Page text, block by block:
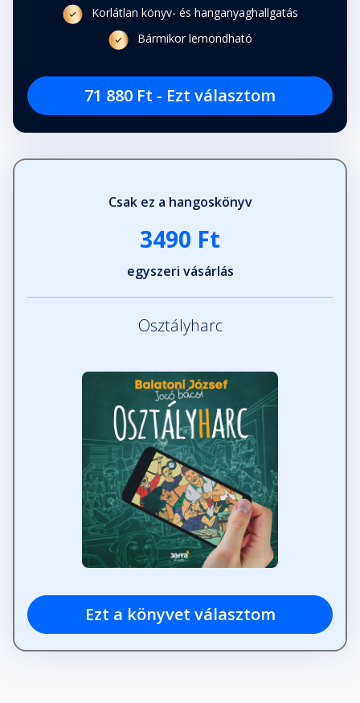
Korlátlan könyv- és hanganyaghallgatás
Bármikor lemondható
71 880 Ft - Ezt választom
Csak ez a hangoskönyv
3490 Ft
egyszeri vásárlás
Osztályharc
Ezt a könyvet választom